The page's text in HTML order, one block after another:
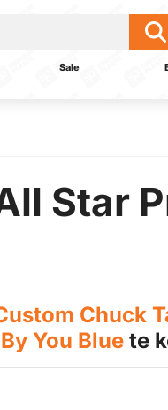
Sale
Star
Chuck
You Blue te